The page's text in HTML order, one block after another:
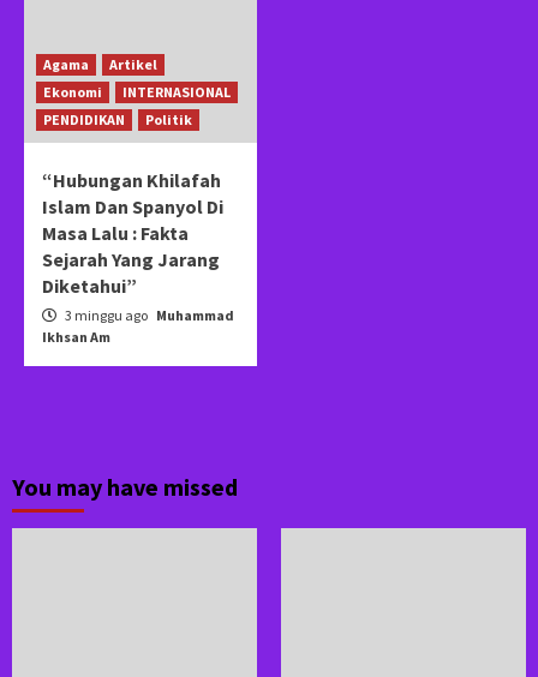
Agama
Artikel
Ekonomi
INTERNASIONAL
PENDIDIKAN
Politik
“Hubungan Khilafah
Islam Dan Spanyol Di
Masa Lalu : Fakta
Sejarah Yang Jarang
Diketahui”
3 minggu ago Muhammad
Ikhsan Am
You may have missed